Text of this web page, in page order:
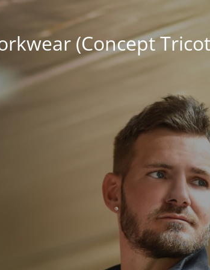
(Concept